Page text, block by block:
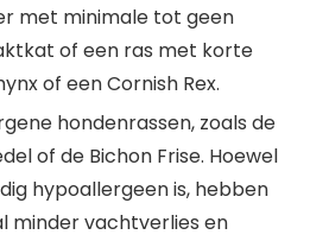
met minimale tot geen
of een ras met korte
of een Cornish Rex.
hondenrassen, zoals de
of de Bichon Frise. Hoewel
hypoallergeen is, hebben
minder vachtverlies en